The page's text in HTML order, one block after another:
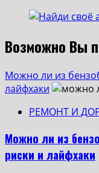
Возможно Вы
Можно ли из
лайфхаки
РЕМОНТ И
Можно ли из
риски и лайфхаки